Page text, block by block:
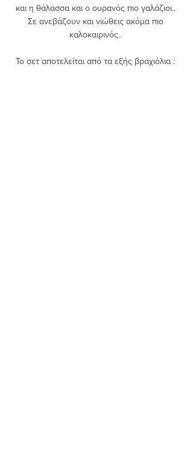
και η θάλασσα και ο ουρανός πιο γαλάζιοι..
Σε ανεβάζουν και νιώθεις ακόμα πιο
καλοκαιρινός..
Το σετ αποτελείται από τα εξής βραχιόλια :